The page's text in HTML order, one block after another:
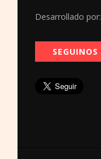
Desarrollado por:
SEGUINOS